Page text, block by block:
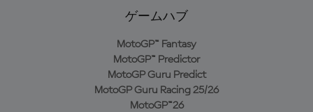
ゲームハブ
MotoGP™ Fantasy
MotoGP™ Predictor
MotoGP Guru Predict
MotoGP Guru Racing 25/26
MotoGP™26